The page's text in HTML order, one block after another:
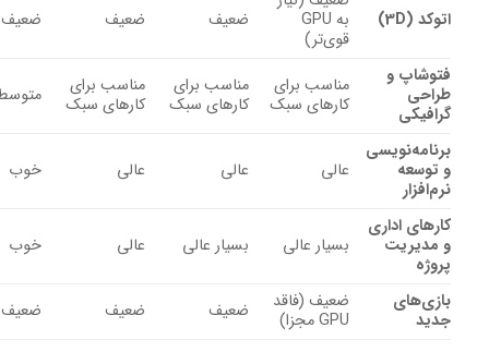
به GPU ضعیف ضعیف ضعیف
مناسب برای
کارهای سبک
مناسب برای
کارهای سبک
مناسب برای
کارهای سبک متوسط
عالی عالی
اداری
بسیار عالی بسیار عالی عالی
ضعیف (فاقد
GPU مجزا) ضعیف ضعیف ضعیف